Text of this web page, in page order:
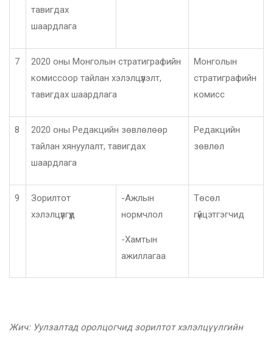
тавигдах
шаардлага
7
2020 оны Монголын стратиграфийн
комиссоор тайлан хэлэлцүүлэлт,
тавигдах шаардлага
Монголын
стратиграфийн
комисс
8
2020 оны Редакцийн зөвлөлөөр
тайлан хянуулалт, тавигдах
шаардлага
Редакцийн
зөвлөл
9
Зорилтот
хэлэлцүүлгүүд
-Ажлын
нормчлол
-Хамтын
ажиллагаа
Төсөл
гүйцэтгэгчид
Жич: Уулзалтад оролцогчид зорилтот хэлэлцүүлгийн